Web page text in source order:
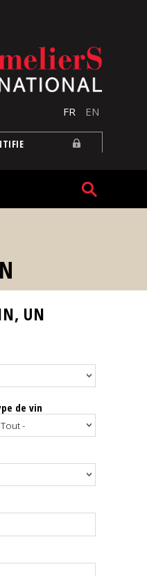
FR EN
UN
de vin